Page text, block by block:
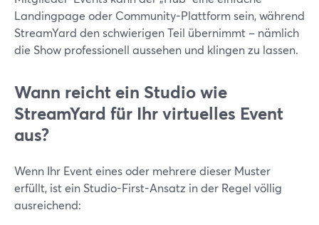
Landingpage oder Community-Plattform sein, während
StreamYard den schwierigen Teil übernimmt – nämlich
die Show professionell aussehen und klingen zu lassen.
Wann reicht ein Studio wie
StreamYard für Ihr virtuelles Event
aus?
Wenn Ihr Event eines oder mehrere dieser Muster
erfüllt, ist ein Studio-First-Ansatz in der Regel völlig
ausreichend: